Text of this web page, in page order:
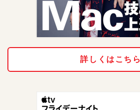
詳しくはこちら